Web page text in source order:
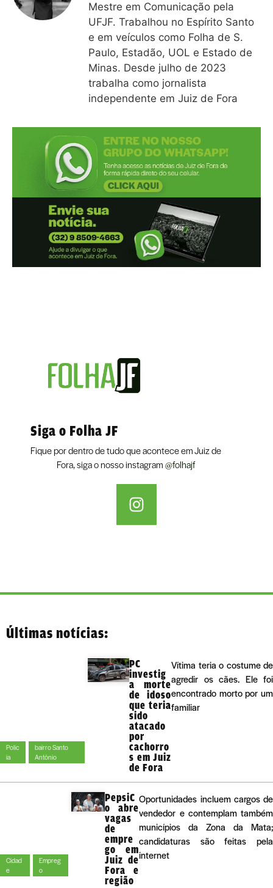
Mestre em Comunicação pela
UFJF. Trabalhou no Espírito Santo
e em veículos como Folha de S.
Paulo, Estadão, UOL e Estado de
Minas. Desde julho de 2023
trabalha como jornalista
independente em Juiz de Fora
Siga o Folha JF
Fique por dentro de tudo que acontece em Juiz de
Fora, siga o nosso instagram@folhajf
Últimas notícias:
Políc
ia
bairro Santo
Antônio
PC
investig
a morte
de idoso
que teria
sido
atacado
por
cachorro
s em Juiz
de Fora
Vítima teria o costume de
agredir os cães. Ele foi
encontrado morto por um
familiar
Cidad
e
Empreg
o
PepsiC
o abre
vagas
de
empre
go em
Juiz de
Fora e
região
Oportunidades incluem cargos de
vendedor e contemplam também
municípios da Zona da Mata;
candidaturas são feitas pela
internet